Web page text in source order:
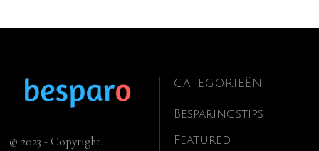
© 2023 - Copyright.
CATEGORIEËN
Besparingstips
Featured